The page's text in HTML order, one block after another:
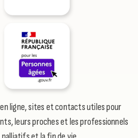
ligne, sites et contacts utiles pour
leurs proches et les professionnels